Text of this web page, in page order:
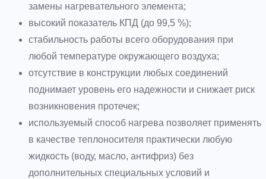
замены нагревательного элемента;
высокий показатель КПД (до 99,5 %);
стабильность работы всего оборудования при
любой температуре окружающего воздуха;
отсутствие в конструкции любых соединений
поднимает уровень его надежности и снижает риск
возникновения протечек;
используемый способ нагрева позволяет применять
в качестве теплоносителя практически любую
жидкость (воду, масло, антифриз) без
дополнительных специальных условий и